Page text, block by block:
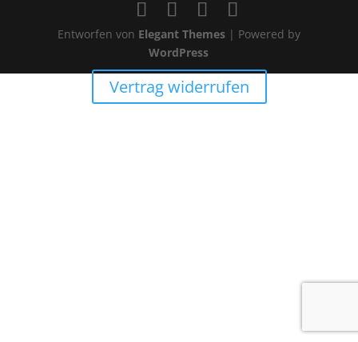
Entworfen von Elegant Themes| Powered by
WordPress
Vertrag widerrufen